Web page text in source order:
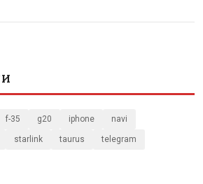
f-35 g20 iphone navi
starlink taurus telegram